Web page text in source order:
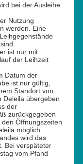
bei der Ausleihe
Nutzung
werden. Eine
ist nur mit
der Leihzeit
Datum der
ist nur gültig,
Standort von
Deleila übergeben
der
zurückgegeben
Öffnungszeiten
möglich.
wird das
Bei verspäteter
vom Pfand